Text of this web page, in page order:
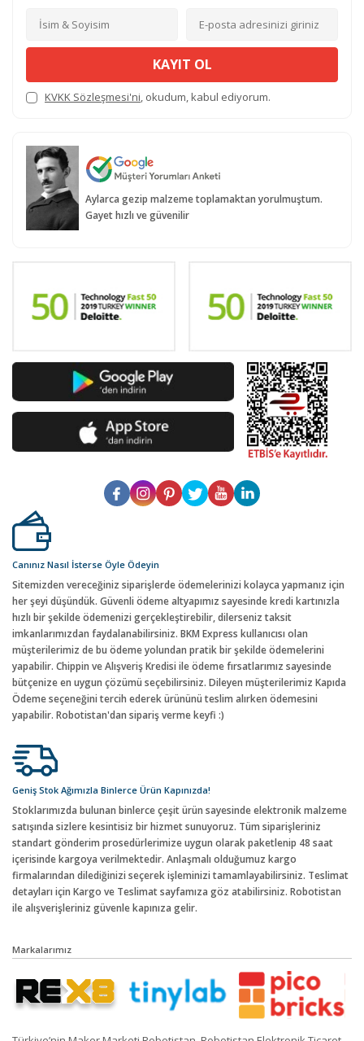
KAYIT OL
KVKK Sözleşmesi'ni, okudum, kabul ediyorum.
Aylarca gezip malzeme toplamaktan yorulmuştum.
Gayet hızlı ve güvenilir
Canınız Nasıl İsterse Öyle Ödeyin
Sitemizden vereceğiniz siparişlerde ödemelerinizi kolayca yapmanız için
her şeyi düşündük. Güvenli ödeme altyapımız sayesinde kredi kartınızla
hızlı bir şekilde ödemenizi gerçekleştirebilir, dilerseniz taksit
imkanlarımızdan faydalanabilirsiniz. BKM Express kullanıcısı olan
müşterilerimiz de bu ödeme yolundan pratik bir şekilde ödemelerini
yapabilir. Chippin ve Alışveriş Kredisi ile ödeme fırsatlarımız sayesinde
bütçenize en uygun çözümü seçebilirsiniz. Dileyen müşterilerimiz Kapıda
Ödeme seçeneğini tercih ederek ürününü teslim alırken ödemesini
yapabilir. Robotistan'dan sipariş verme keyfi :)
Geniş Stok Ağımızla Binlerce Ürün Kapınızda!
Stoklarımızda bulunan binlerce çeşit ürün sayesinde elektronik malzeme
satışında sizlere kesintisiz bir hizmet sunuyoruz. Tüm siparişleriniz
standart gönderim prosedürlerimize uygun olarak paketlenip 48 saat
içerisinde kargoya verilmektedir. Anlaşmalı olduğumuz kargo
firmalarından dilediğinizi seçerek işleminizi tamamlayabilirsiniz. Teslimat
detayları için Kargo ve Teslimat sayfamıza göz atabilirsiniz. Robotistan
ile alışverişleriniz güvenle kapınıza gelir.
Markalarımız